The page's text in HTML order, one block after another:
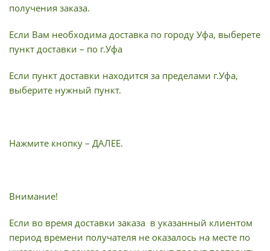
получения заказа.
Если Вам необходима доставка по городу Уфа, выберете
пункт доставки – по г.Уфа
Если пункт доставки находится за пределами г.Уфа,
выберите нужный пункт.
Нажмите кнопку – ДАЛЕЕ.
Внимание!
Если во время доставки заказа в указанный клиентом
период времени получателя не оказалось на месте по